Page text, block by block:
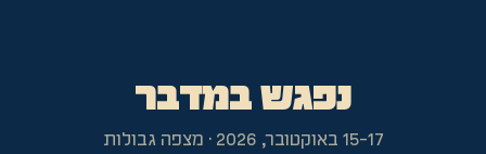
נפגש במדבר
15-17 באוקטובר, 2026 · מצפה גבולות